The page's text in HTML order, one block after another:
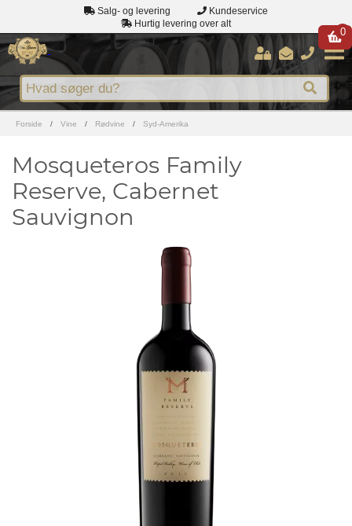
Salg- og levering
Kundeservice
Hurtig levering over alt
0
Forside / Vine / Rødvine / Syd-Amerika
Mosqueteros Family
Reserve, Cabernet
Sauvignon